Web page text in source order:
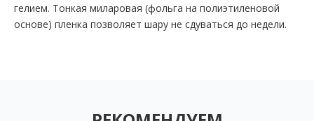
гелием. Тонкая миларовая (фольга на полиэтиленовой
основе) пленка позволяет шару не сдуваться до недели.